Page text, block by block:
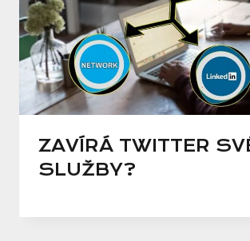
ZAVÍRÁ TWITTER
SLUŽBY?